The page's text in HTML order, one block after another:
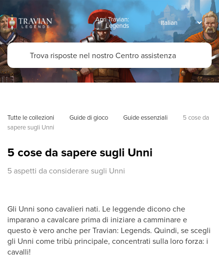
Apri Travian:
Legends
Tutte le collezioni Guide di gioco Guide essenziali
5 cose da
sapere sugli Unni
5 cose da sapere sugli Unni
5 aspetti da considerare sugli Unni
Gli Unni sono cavalieri nati. Le leggende dicono che
imparano a cavalcare prima di iniziare a camminare e
questo è vero anche per Travian: Legends. Quindi, se scegli
gli Unni come tribù principale, concentrati sulla loro forza: i
cavalli!